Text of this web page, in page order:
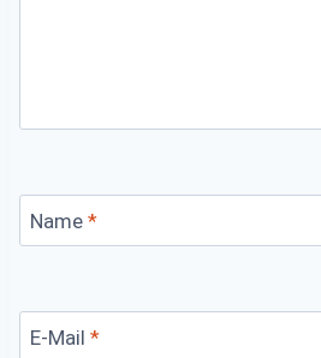
Name *
E-Mail *